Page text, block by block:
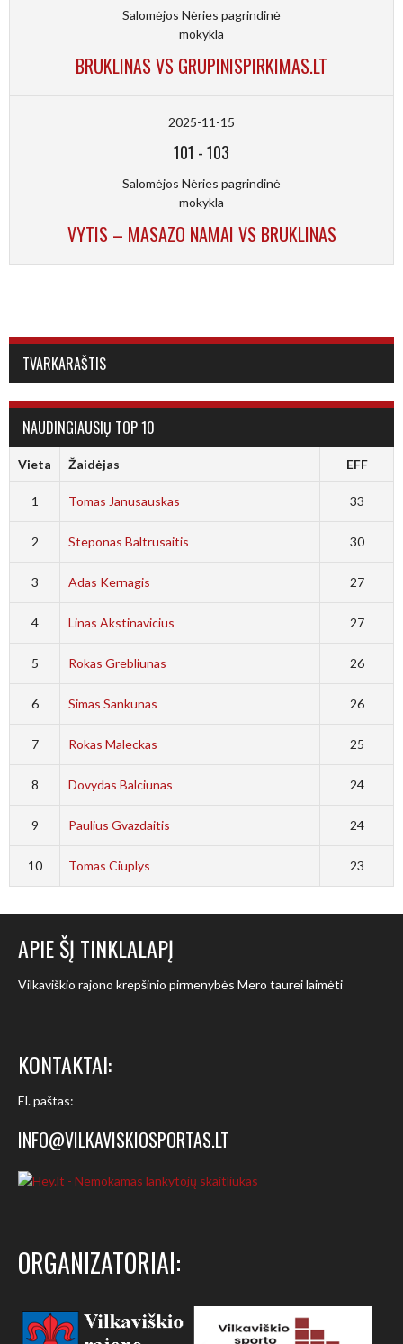
Salomėjos Nėries pagrindinė
mokykla
BRUKLINAS VS GRUPINISPIRKIMAS.LT
2025-11-15
101 -103
Salomėjos Nėries pagrindinė
mokykla
VYTIS – MASAZO NAMAI VS BRUKLINAS
TVARKARAŠTIS
NAUDINGIAUSIŲ TOP 10
Vieta Žaidėjas EFF
1 Tomas Janusauskas 33
2 Steponas Baltrusaitis 30
3 Adas Kernagis 27
4 Linas Akstinavicius 27
5 Rokas Grebliunas 26
6 Simas Sankunas 26
7 Rokas Maleckas 25
8 Dovydas Balciunas 24
9 Paulius Gvazdaitis 24
10 Tomas Ciuplys 23
APIE ŠĮ TINKLALAPĮ
Vilkaviškio rajono krepšinio pirmenybės Mero taurei laimėti
KONTAKTAI:
El. paštas:
INFO@VILKAVISKIOSPORTAS.LT
ORGANIZATORIAI: